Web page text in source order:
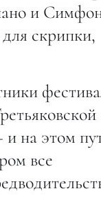
и
скрипки,
на этом
все